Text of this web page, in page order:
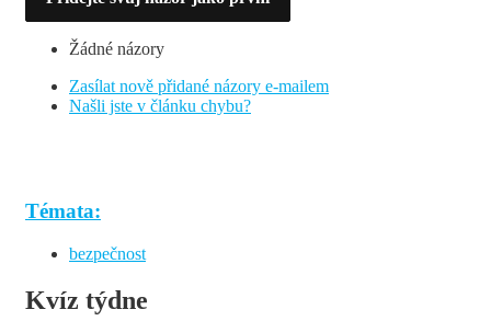
Žádné názory
Zasílat nově přidané názory e-mailem
Našli jste v článku chybu?
Témata:
bezpečnost
Kvíz týdne